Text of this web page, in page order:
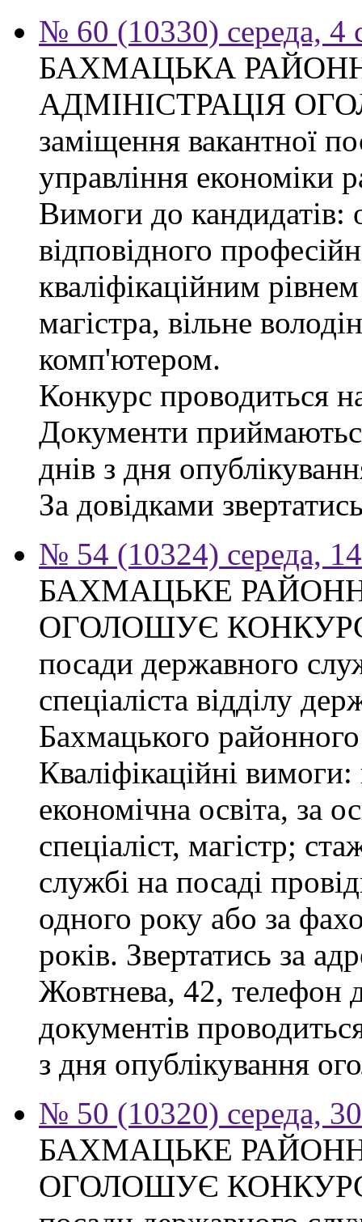
№ 60 (10330) середа, 4
БАХМАЦЬКА
АДМІНІСТРАЦІЯ
заміщення вакантної
управління економіки
Вимоги до кандидатів:
відповідного
кваліфікаційним
магістра, вільне
комп'ютером.
Конкурс проводиться
Документи
днів з дня
За довідками
№ 54 (10324) середа,
БАХМАЦЬКЕ
ОГОЛОШУЄ КОНКУРС
посади державного
спеціаліста відділу
Бахмацького
Кваліфікаційні
економічна освіта, за
спеціаліст, магістр;
службі на посаді
одного року або за
років. Звертатись за
Жовтнева, 42, телефон
документів
з дня опублікування
№ 50 (10320) середа,
БАХМАЦЬКЕ
ОГОЛОШУЄ КОНКУРС